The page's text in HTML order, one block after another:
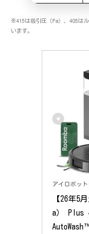
※415は吸引圧（Pa）、405は
います。
アイロボッ
【26年5
a） Plus